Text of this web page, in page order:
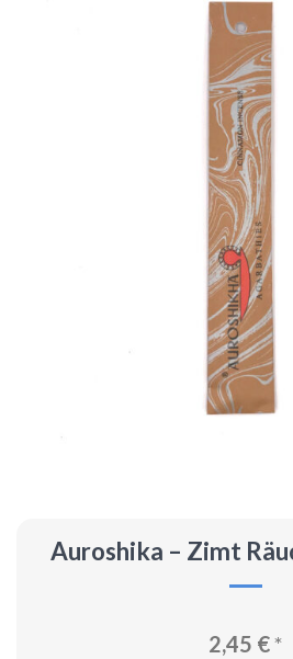
Auroshika – Zimt
2,45 €*